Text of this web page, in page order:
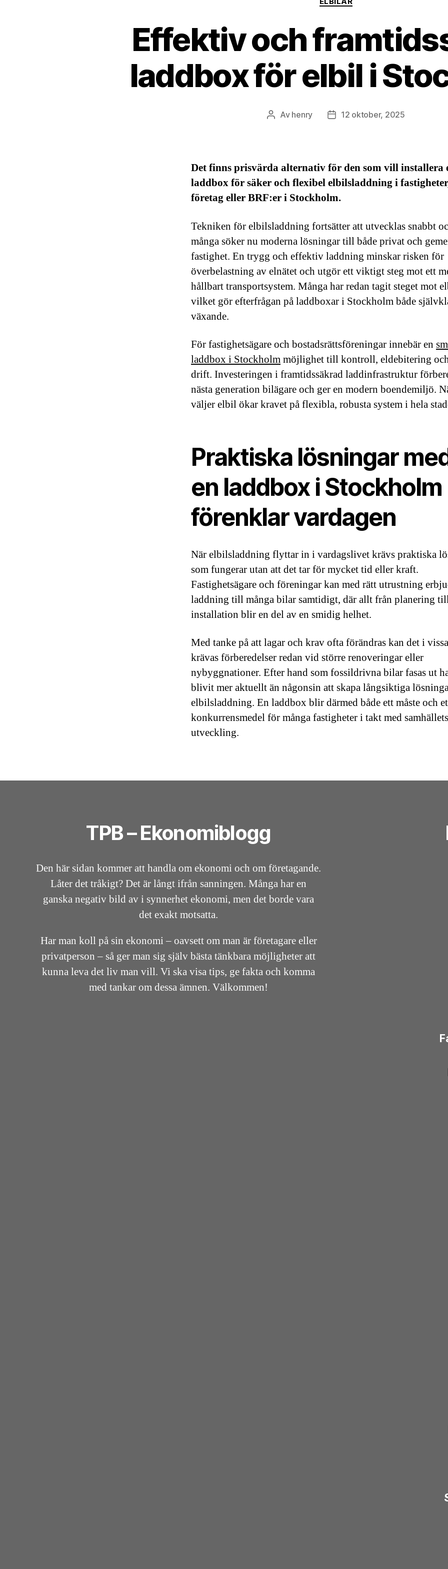
Effektiv och
laddbox för elbil i
Inläggsförfattare
Av henry Inläggsdatum
12 oktober, 2025
Det finns prisvärda alternativ för den som vill installera
laddbox för säker och flexibel elbilsladdning i
företag eller BRF:er i Stockholm.
Tekniken för elbilsladdning fortsätter att utvecklas snabbt
många söker nu moderna lösningar till både privat och
fastighet. En trygg och effektiv laddning minskar risken för
överbelastning av elnätet och utgör ett viktigt steg mot ett
hållbart transportsystem. Många har redan tagit steget mot
vilket gör efterfrågan på laddboxar i Stockholm både
växande.
För fastighetsägare och bostadsrättsföreningar innebär en
laddbox i Stockholmmöjlighet till kontroll, eldebitering
drift. Investeringen i framtidssäkrad laddinfrastruktur
nästa generation bilägare och ger en modern boendemiljö.
väljer elbil ökar kravet på flexibla, robusta system i hela
Praktiska lösningar
en laddbox i Stockholm
förenklar vardagen
När elbilsladdning flyttar in i vardagslivet krävs praktiska
som fungerar utan att det tar för mycket tid eller kraft.
Fastighetsägare och föreningar kan med rätt utrustning
laddning till många bilar samtidigt, där allt från planering
installation blir en del av en smidig helhet.
Med tanke på att lagar och krav ofta förändras kan det i
krävas förberedelser redan vid större renoveringar eller
nybyggnationer. Efter hand som fossildrivna bilar fasas ut
blivit mer aktuellt än någonsin att skapa långsiktiga
elbilsladdning. En laddbox blir därmed både ett måste och
konkurrensmedel för många fastigheter i takt med samhällets
utveckling.
TPB – Ekonomiblogg
Den här sidan kommer att handla om ekonomi och om företagande.
Låter det tråkigt? Det är långt ifrån sanningen. Många har en
ganska negativ bild av i synnerhet ekonomi, men det borde vara
det exakt motsatta.
Har man koll på sin ekonomi – oavsett om man är företagare eller
privatperson – så ger man sig själv bästa tänkbara möjligheter att
kunna leva det liv man vill. Vi ska visa tips, ge fakta och komma
med tankar om dessa ämnen. Välkommen!